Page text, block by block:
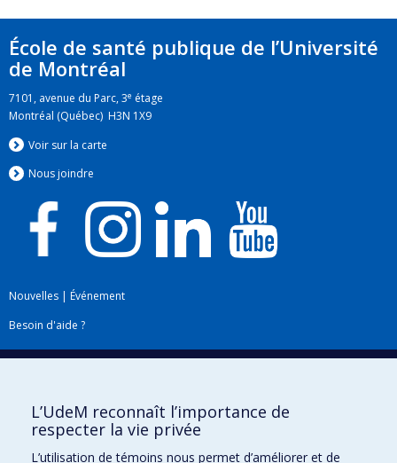
École de santé publique de l’Université
de Montréal
7101, avenue du Parc, 3e étage
Montréal (Québec) H3N 1X9
Voir sur la carte
Nous joindre
Nouvelles | Événement
Besoin d'aide ?
Plan du site|Accessibilité
L’UdeM reconnaît l’importance de
respecter la vie privée
L’utilisation de témoins nous permet d’améliorer et de